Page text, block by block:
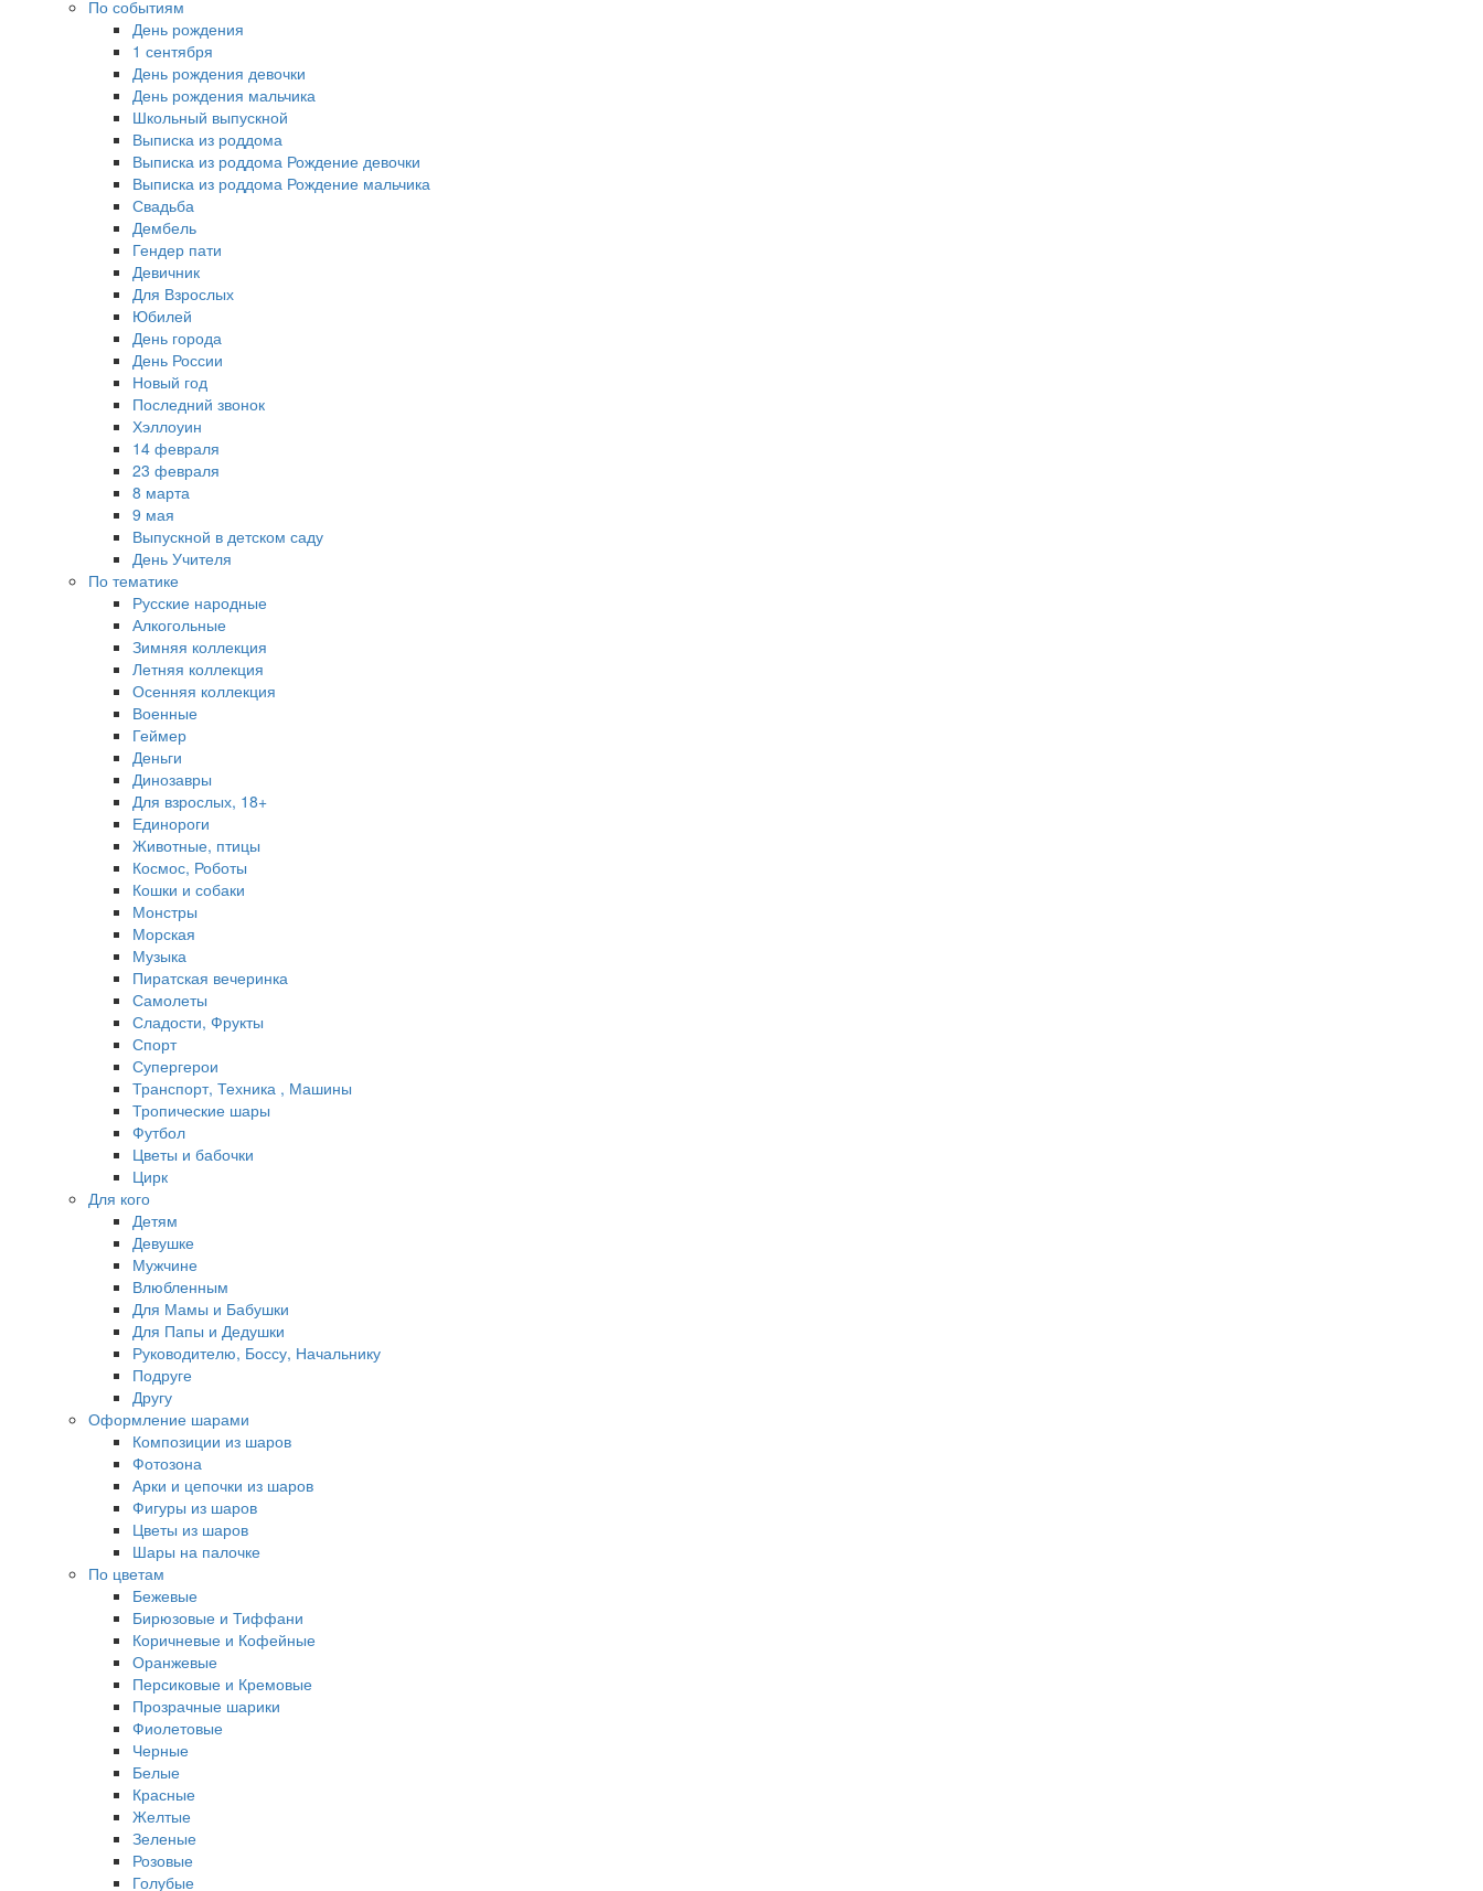
По событиям
День рождения
1 сентября
День рождения девочки
День рождения мальчика
Школьный выпускной
Выписка из роддома
Выписка из роддома Рождение девочки
Выписка из роддома Рождение мальчика
Свадьба
Дембель
Гендер пати
Девичник
Для Взрослых
Юбилей
День города
День России
Новый год
Последний звонок
Хэллоуин
14 февраля
23 февраля
8 марта
9 мая
Выпускной в детском саду
День Учителя
По тематике
Русские народные
Алкогольные
Зимняя коллекция
Летняя коллекция
Осенняя коллекция
Военные
Геймер
Деньги
Динозавры
Для взрослых, 18+
Единороги
Животные, птицы
Космос, Роботы
Кошки и собаки
Монстры
Морская
Музыка
Пиратская вечеринка
Самолеты
Сладости, Фрукты
Спорт
Супергерои
Транспорт, Техника , Машины
Тропические шары
Футбол
Цветы и бабочки
Цирк
Для кого
Детям
Девушке
Мужчине
Влюбленным
Для Мамы и Бабушки
Для Папы и Дедушки
Руководителю, Боссу, Начальнику
Подруге
Другу
Оформление шарами
Композиции из шаров
Фотозона
Арки и цепочки из шаров
Фигуры из шаров
Цветы из шаров
Шары на палочке
По цветам
Бежевые
Бирюзовые и Тиффани
Коричневые и Кофейные
Оранжевые
Персиковые и Кремовые
Прозрачные шарики
Фиолетовые
Черные
Белые
Красные
Желтые
Зеленые
Розовые
Голубые